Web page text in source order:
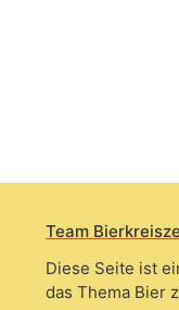
Team
Diese Seite ist
das Thema Bier